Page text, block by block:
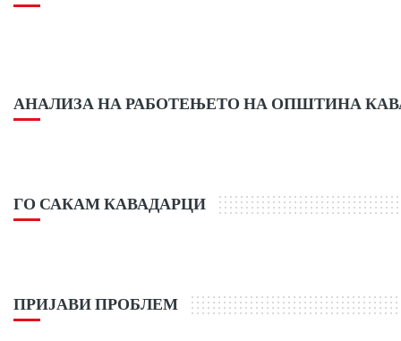
АНАЛИЗА НА РАБОТЕЊЕТО НА ОПШТИНА
ГО САКАМ КАВАДАРЦИ
ПРИЈАВИ ПРОБЛЕМ